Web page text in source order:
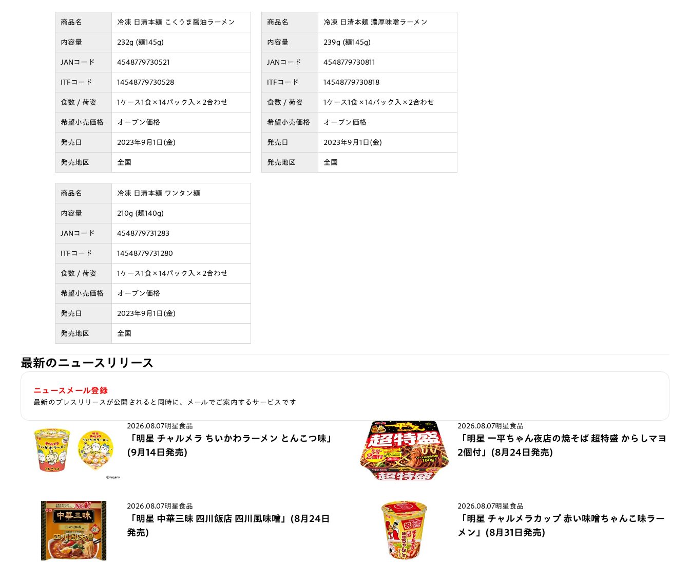
商品名 冷凍 日清本麺 こくうま醤油ラーメン
内容量 232g (麺145g)
JANコード 4548779730521
ITFコード 14548779730528
食数 / 荷姿 1ケース1食×14パック入×2合わせ
希望小売価格 オープン価格
発売日 2023年9月1日(金)
発売地区 全国
商品名 冷凍 日清本麺 濃厚味噌ラーメン
内容量 239g (麺145g)
JANコード 4548779730811
ITFコード 14548779730818
食数 / 荷姿 1ケース1食×14パック入×2合わせ
希望小売価格 オープン価格
発売日 2023年9月1日(金)
発売地区 全国
商品名 冷凍 日清本麺 ワンタン麺
内容量 210g (麺140g)
JANコード 4548779731283
ITFコード 14548779731280
食数 / 荷姿 1ケース1食×14パック入×2合わせ
希望小売価格 オープン価格
発売日 2023年9月1日(金)
発売地区 全国
最新のニュースリリース
ニュースメール登録
最新のプレスリリースが公開されると同時に、メールでご案内するサービスです
2026.08.07明星食品
「明星 チャルメラ ちいかわラーメン とんこつ味」
(9月14日発売)
2026.08.07明星食品
「明星 一平ちゃん夜店の焼そば 超特盛 からしマヨ
2個付」(8月24日発売)
2026.08.07明星食品
「明星 中華三昧 四川飯店 四川風味噌」(8月24日
発売)
2026.08.07明星食品
「明星 チャルメラカップ 赤い味噌ちゃんこ味ラー
メン」(8月31日発売)